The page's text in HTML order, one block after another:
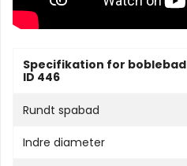
Specifikation for boblebad
ID 446
Rundt spabad
Indre diameter